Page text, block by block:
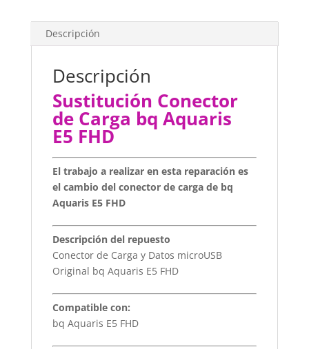
Descripción
Descripción
Sustitución Conector
de Carga bq Aquaris
E5 FHD
El trabajo a realizar en esta reparación es
el cambio del conector de carga de bq
Aquaris E5 FHD
Descripción del repuesto
Conector de Carga y Datos microUSB
Original bq Aquaris E5 FHD
Compatible con:
bq Aquaris E5 FHD